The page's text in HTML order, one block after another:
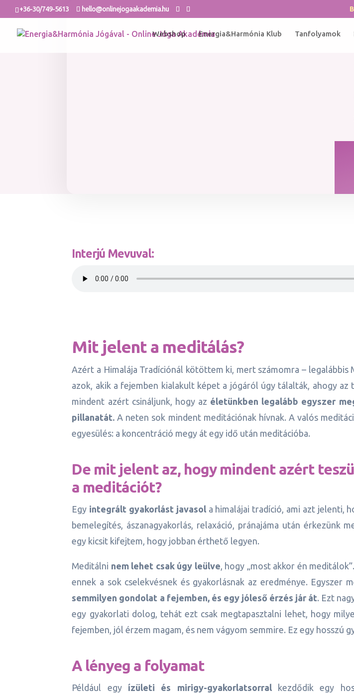
+36-30/749-5613 hello@onlinejogaakademia.hu
Webshop Energia&Harmónia Klub Tanfolyamok
Interjú Mevuval:
Mit jelent a meditálás?
Azért a Himalája Tradíciónál kötöttem ki, mert számomra – legalábbis
azok, akik a fejemben kialakult képet a jógáról úgy tálalták, ahogy az
mindent azért csináljunk, hogy az életünkben legalább egyszer
pillanatát. A neten sok mindent meditációnak hívnak. A valós
egyesülés: a koncentráció megy át egy idő után meditációba.
De mit jelent az, hogy mindent azért
a meditációt?
Egy integrált gyakorlást javasola himalájai tradíció, ami azt jelenti,
bemelegítés, ászanagyakorlás, relaxáció, pránajáma után érkezünk
egy kicsit kifejtem, hogy jobban érthető legyen.
Meditálni nem lehet csak úgy leülve, hogy „most akkor én
ennek a sok cselekvésnek és gyakorlásnak az eredménye. Egyszer
semmilyen gondolat a fejemben, és egy jóleső érzés jár át. Ezt
egy gyakorlati dolog, tehát ezt csak megtapasztalni lehet, hogy
fejemben, jól érzem magam, és nem vágyom semmire. Ez egy hosszú
A lényeg a folyamat
Például egyízületi és mirigy-gyakorlatsorralkezdődik egy